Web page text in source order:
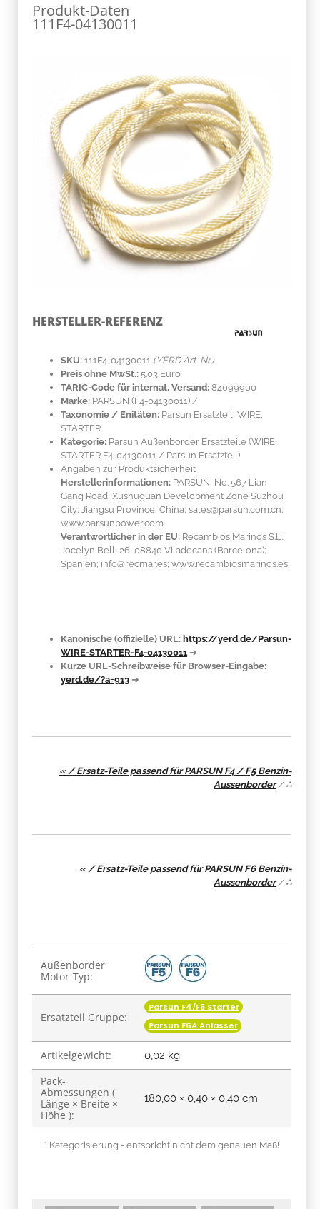
Produkt-Daten
111F4-04130011
HERSTELLER-REFERENZ
SKU: 111F4-04130011 (YERD Art-Nr.)
Preis ohne MwSt.: 5.03 Euro
TARIC-Code für internat. Versand: 84099900
Marke: PARSUN (F4-04130011) /
Taxonomie / Enitäten: Parsun Ersatzteil, WIRE,
STARTER
Kategorie: Parsun Außenborder Ersatzteile (WIRE,
STARTER F4-04130011 / Parsun Ersatzteil)
Angaben zur Produktsicherheit
Herstellerinformationen: PARSUN; No. 567 Lian
Gang Road; Xushuguan Development Zone Suzhou
City; Jiangsu Province; China; sales@parsun.com.cn;
www.parsunpower.com
Verantwortlicher in der EU: Recambios Marinos S.L.;
Jocelyn Bell, 26; 08840 Viladecans (Barcelona);
Spanien; info@recmar.es; www.recambiosmarinos.es
Kanonische (offizielle) URL: https://yerd.de/Parsun-
WIRE-STARTER-F4-04130011 ➔
Kurze URL-Schreibweise für Browser-Eingabe:
yerd.de/?a=913 ➔
« / Ersatz-Teile passend für PARSUN F4 / F5 Benzin-
Aussenborder/∴
« / Ersatz-Teile passend für PARSUN F6 Benzin-
Aussenborder/∴
Produkteigenschaft
Wert
Außenborder
Motor-Typ:
Ersatzteil Gruppe:
Parsun F4/F5 Starter
Parsun F6A Anlasser
Artikelgewicht: 0,02 kg
Pack-
Abmessungen (
Länge × Breite ×
Höhe ):
180,00 × 0,40 × 0,40 cm
* Kategorisierung - entspricht nicht dem genauen Maß!